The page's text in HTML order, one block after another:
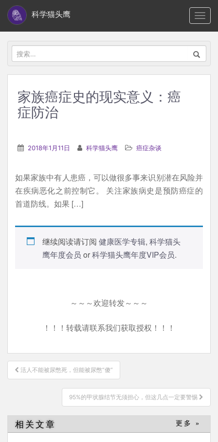
i
科学猫头鹰
搜
索：
家族癌症史的现实意义：癌
症防治
2018年1月11日 科学猫头鹰 癌症杂谈
如果家族中有人患癌，可以做很多事来识别潜在风险并
在疾病恶化之前控制它。 关注家族病史是预防癌症的
首道防线。如果 […]
继续阅读请订阅 健康医学专辑, 科学猫头
鹰年度会员 or科学猫头鹰年度VIP会员.
～～～欢迎转发～～～
！！！转载请联系我们获取授权！！！
文
章
活人不能被尿憋死，但能被尿憋“傻”
95%的甲状腺结节无须担心，但这几点一定要警惕
相关文章 更多 »